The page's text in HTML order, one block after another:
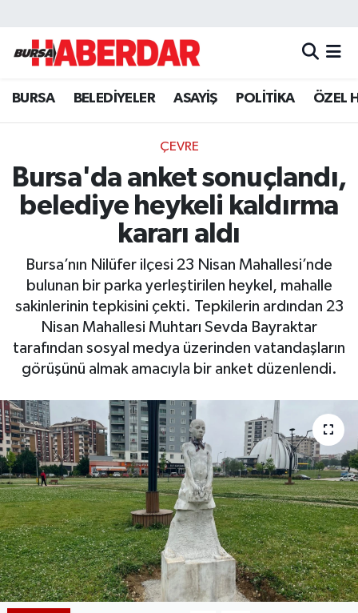
BURSA BELEDİYELER ASAYİŞ POLİTİKA ÖZEL
ÇEVRE
Bursa'da anket sonuçlandı,
belediye heykeli kaldırma
kararı aldı
Bursa’nın Nilüfer ilçesi 23 Nisan Mahallesi’nde
bulunan bir parka yerleştirilen heykel, mahalle
sakinlerinin tepkisini çekti. Tepkilerin ardından 23
Nisan Mahallesi Muhtarı Sevda Bayraktar
tarafından sosyal medya üzerinden vatandaşların
görüşünü almak amacıyla bir anket düzenlendi.
Hava Durumu
Trafik Durumu
Süper Lig Puan Durumu ve Fikstür
Tüm Manşetler
Son Dakika Haberleri
Haber Arşivi